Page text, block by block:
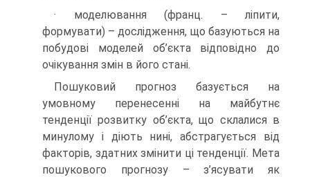
· моделювання (франц. – ліпити,
формувати) – дослідження, що базуються на
побудові моделей об’єкта відповідно до
очікування змін в його стані.
Пошуковий прогноз базується на
умовному перенесенні на майбутнє
тенденції розвитку об’єкта, що склалися в
минулому і діють нині, абстрагується від
факторів, здатних змінити ці тенденції. Мета
пошукового прогнозу – з’ясувати як